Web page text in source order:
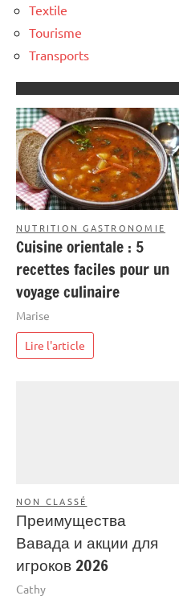
Textile
Tourisme
Transports
NUTRITION GASTRONOMIE
Cuisine orientale : 5
recettes faciles pour un
voyage culinaire
Marise
Lire l'article
NON CLASSÉ
Преимущества
Вавада и акции для
игроков 2026
Cathy